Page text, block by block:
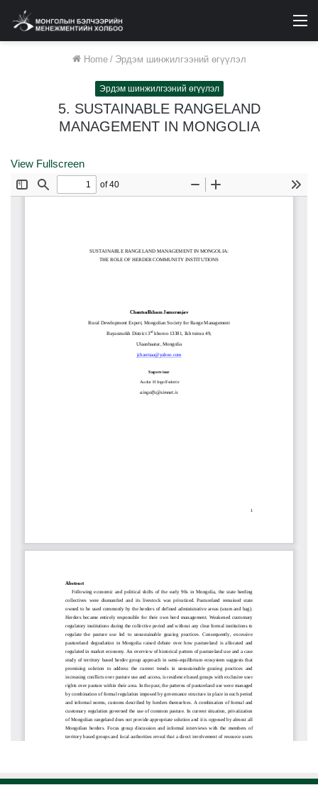
Home / Эрдэм шинжилгээний өгүүлэл
Эрдэм шинжилгээний өгүүлэл
5. SUSTAINABLE RANGELAND
MANAGEMENT IN MONGOLIA
View Fullscreen